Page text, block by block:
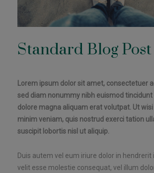
Standard Blog Post
Lorem ipsum dolor sit amet, consectetuer
sed diam nonummy nibh euismod
dolore magna aliquam erat volutpat. Ut wisi
minim veniam, quis nostrud exerci tation
suscipit lobortis nisl ut aliquip.
Duis autem vel eum iriure dolor in hendrerit
velit esse molestie consequat, vel illum